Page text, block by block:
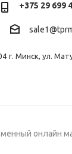
+375 29 699
г. Минск, ул.
онлайн